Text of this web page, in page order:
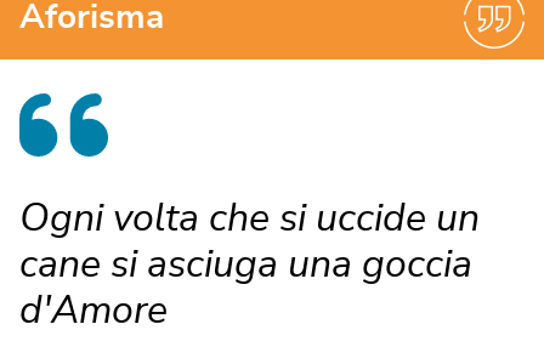
Aforisma
Ogni volta che si uccide un
cane si asciuga una goccia
d'Amore